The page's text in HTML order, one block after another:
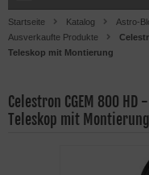
Startseite Katalog
Astro-
Ausverkaufte Produkte
Teleskop mit Montierung
Celestron CGEM 800
Teleskop mit Montierung